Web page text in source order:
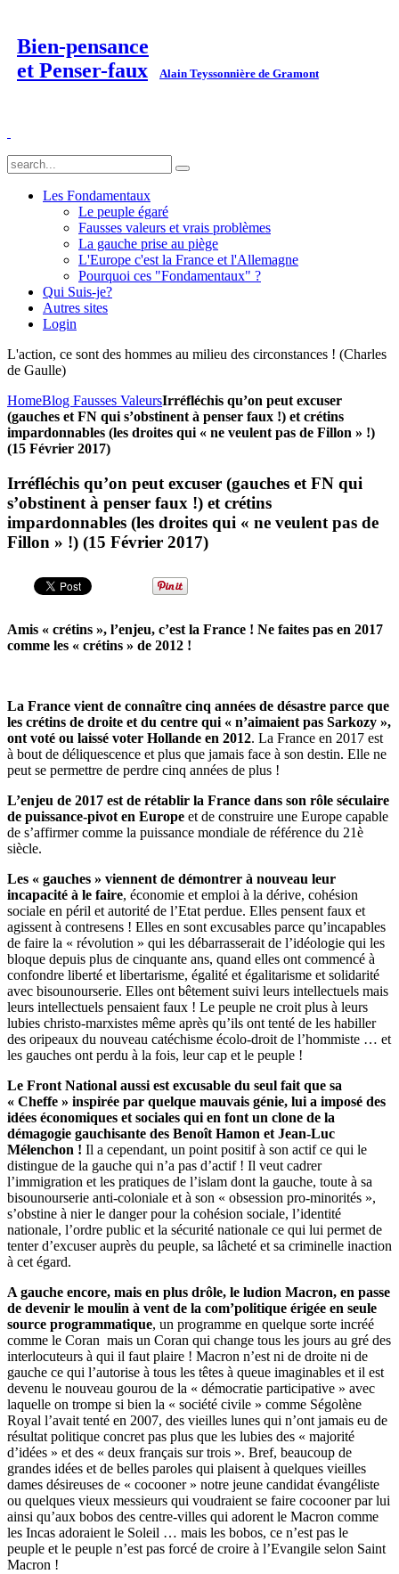
Bien-pensance
et Penser-faux
Alain Teyssonnière de Gramont
Les Fondamentaux
Le peuple égaré
Fausses valeurs et vrais problèmes
La gauche prise au piège
L'Europe c'est la France et l'Allemagne
Pourquoi ces "Fondamentaux" ?
Qui Suis-je?
Autres sites
Login
L'action, ce sont des hommes au milieu des circonstances ! (Charles
de Gaulle)
HomeBlog Fausses ValeursIrréfléchis qu’on peut excuser
(gauches et FN qui s’obstinent à penser faux !) et crétins
impardonnables (les droites qui « ne veulent pas de Fillon » !)
(15 Février 2017)
Irréfléchis qu’on peut excuser (gauches et FN qui
s’obstinent à penser faux !) et crétins
impardonnables (les droites qui « ne veulent pas de
Fillon » !) (15 Février 2017)
Amis « crétins », l’enjeu, c’est la France ! Ne faites pas en 2017
comme les « crétins » de 2012 !
La France vient de connaître cinq années de désastre parce que
les crétins de droite et du centre qui « n’aimaient pas Sarkozy »,
ont voté ou laissé voter Hollande en 2012. La France en 2017 est
à bout de déliquescence et plus que jamais face à son destin. Elle ne
peut se permettre de perdre cinq années de plus !
L’enjeu de 2017 est de rétablir la France dans son rôle séculaire
de puissance-pivot en Europe et de construire une Europe capable
de s’affirmer comme la puissance mondiale de référence du 21è
siècle.
Les « gauches » viennent de démontrer à nouveau leur
incapacité à le faire, économie et emploi à la dérive, cohésion
sociale en péril et autorité de l’Etat perdue. Elles pensent faux et
agissent à contresens ! Elles en sont excusables parce qu’incapables
de faire la « révolution » qui les débarrasserait de l’idéologie qui les
bloque depuis plus de cinquante ans, quand elles ont commencé à
confondre liberté et libertarisme, égalité et égalitarisme et solidarité
avec bisounourserie. Elles ont bêtement suivi leurs intellectuels mais
leurs intellectuels pensaient faux ! Le peuple ne croit plus à leurs
lubies christo-marxistes même après qu’ils ont tenté de les habiller
des oripeaux du nouveau catéchisme écolo-droit de l’hommiste … et
les gauches ont perdu à la fois, leur cap et le peuple !
Le Front National aussi est excusable du seul fait que sa
« Cheffe » inspirée par quelque mauvais génie, lui a imposé des
idées économiques et sociales qui en font un clone de la
démagogie gauchisante des Benoît Hamon et Jean-Luc
Mélenchon ! Il a cependant, un point positif à son actif ce qui le
distingue de la gauche qui n’a pas d’actif ! Il veut cadrer
l’immigration et les pratiques de l’islam dont la gauche, toute à sa
bisounourserie anti-coloniale et à son « obsession pro-minorités »,
s’obstine à nier le danger pour la cohésion sociale, l’identité
nationale, l’ordre public et la sécurité nationale ce qui lui permet de
tenter d’excuser auprès du peuple, sa lâcheté et sa criminelle inaction
à cet égard.
A gauche encore, mais en plus drôle, le ludion Macron, en passe
de devenir le moulin à vent de la com’politique érigée en seule
source programmatique, un programme en quelque sorte incréé
comme le Coran mais un Coran qui change tous les jours au gré des
interlocuteurs à qui il faut plaire ! Macron n’est ni de droite ni de
gauche ce qui l’autorise à tous les têtes à queue imaginables et il est
devenu le nouveau gourou de la « démocratie participative » avec
laquelle on trompe si bien la « société civile » comme Ségolène
Royal l’avait tenté en 2007, des vieilles lunes qui n’ont jamais eu de
résultat politique concret pas plus que les lubies des « majorité
d’idées » et des « deux français sur trois ». Bref, beaucoup de
grandes idées et de belles paroles qui plaisent à quelques vieilles
dames désireuses de « cocooner » notre jeune candidat évangéliste
ou quelques vieux messieurs qui voudraient se faire cocooner par lui
ainsi qu’aux bobos des centre-villes qui adorent le Macron comme
les Incas adoraient le Soleil … mais les bobos, ce n’est pas le
peuple et le peuple n’est pas forcé de croire à l’Evangile selon Saint
Macron !